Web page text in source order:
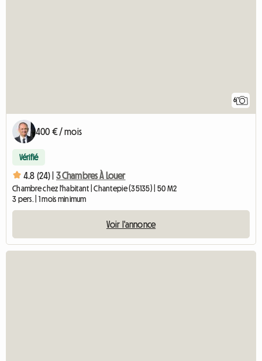
6
400 € / mois
Vérifié
4.8 (24) | 3 Chambres À Louer
Chambre chez l'habitant | Chantepie (35135) | 50 M2
3 pers. | 1 mois minimum
Voir l'annonce